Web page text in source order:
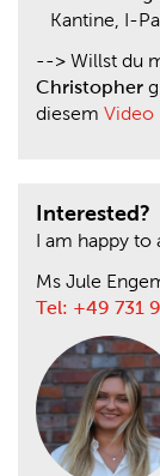
Kantine, I-
--> Willst du
Christopher
diesem Video
Interested?
I am happy to
Ms Jule
Tel: +49 731